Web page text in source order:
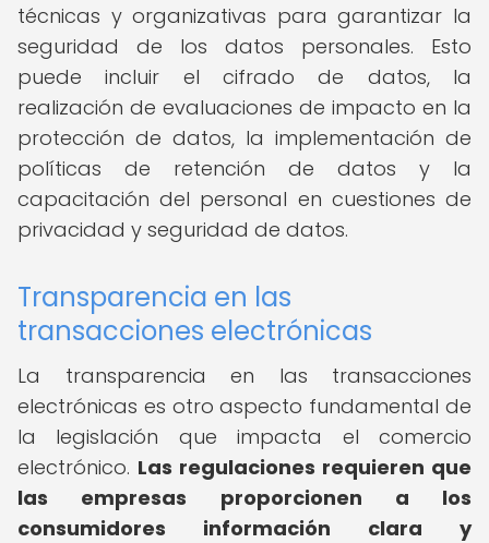
técnicas y organizativas para garantizar la
seguridad de los datos personales. Esto
puede incluir el cifrado de datos, la
realización de evaluaciones de impacto en la
protección de datos, la implementación de
políticas de retención de datos y la
capacitación del personal en cuestiones de
privacidad y seguridad de datos.
Transparencia en las
transacciones electrónicas
La transparencia en las transacciones
electrónicas es otro aspecto fundamental de
la legislación que impacta el comercio
electrónico. Las regulaciones requieren que
las empresas proporcionen a los
consumidores información clara y